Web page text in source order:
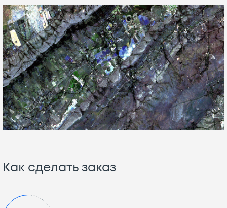
Как сделать заказ